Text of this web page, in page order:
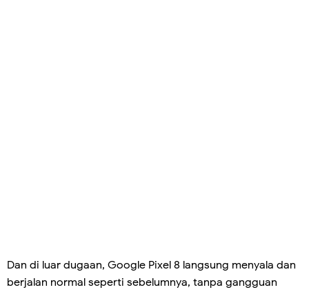
Dan di luar dugaan, Google Pixel 8 langsung menyala dan
berjalan normal seperti sebelumnya, tanpa gangguan